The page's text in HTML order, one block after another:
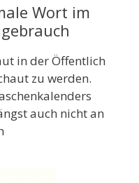
Wort im
in der Öffentlich
zu werden.
auch nicht an